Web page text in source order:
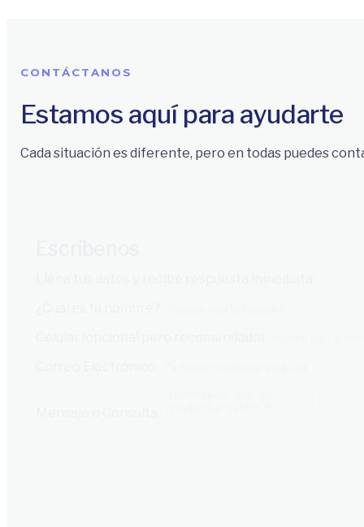
CONTÁCTANOS
Estamos aquí para ayudarte
Cada situación es diferente, pero en todas puedes